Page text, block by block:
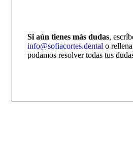
Si aún tienes más dudas,
info@sofiacortes.dental o
podamos resolver todas tus